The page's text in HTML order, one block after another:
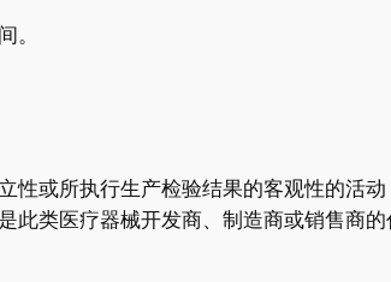
。
性或所执行生产检验结果的客观性的活
此类医疗器械开发商、制造商或销售商